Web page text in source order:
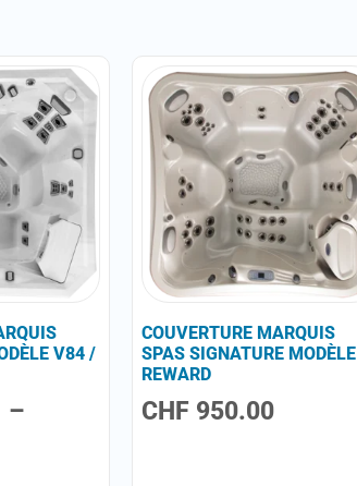
V84 /
–
COUVERTURE MARQUIS
SPAS SIGNATURE MODÈLE
REWARD
CHF 950.00